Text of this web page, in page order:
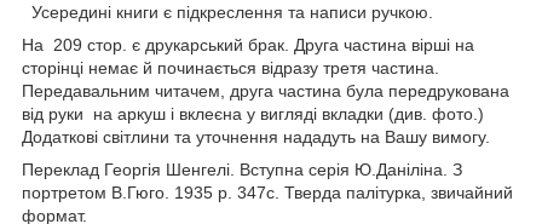
Усередині книги є підкреслення та написи ручкою.
На 209 стор. є друкарський брак. Друга частина вірші на
сторінці немає й починається відразу третя частина.
Передавальним читачем, друга частина була передрукована
від руки на аркуш і вклеєна у вигляді вкладки (див. фото.)
Додаткові світлини та уточнення нададуть на Вашу вимогу.
Переклад Георгія Шенгелі. Вступна серія Ю.Даніліна. З
портретом В.Гюго. 1935 р. 347с. Тверда палітурка, звичайний
формат.